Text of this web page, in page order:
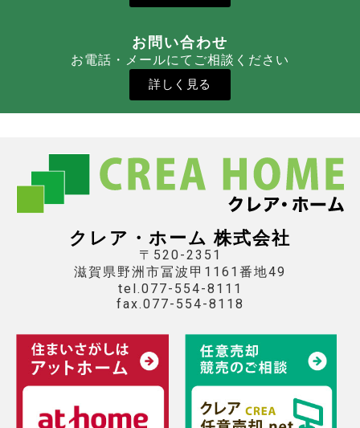
お問い合わせ
お電話・メールにてご相談ください
詳しく見る
クレア・ホーム 株式会社
〒520-2351
滋賀県野洲市冨波甲1161番地49
tel.077-554-8111
fax.077-554-8118